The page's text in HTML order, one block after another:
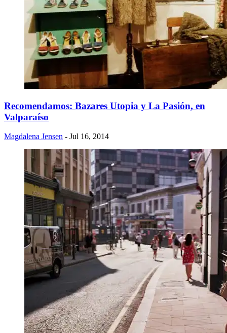
Recomendamos: Bazares Utopia y La Pasión, en
Valparaíso
Magdalena Jensen - Jul 16, 2014